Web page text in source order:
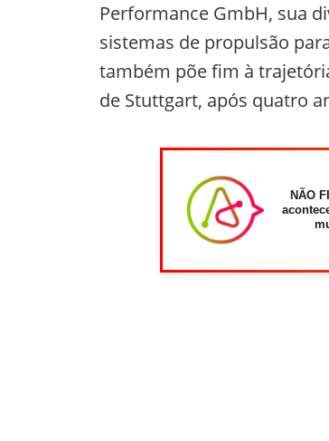
Performance GmbH, sua
sistemas de propulsão
também põe fim à
de Stuttgart, após quatro
NÃO